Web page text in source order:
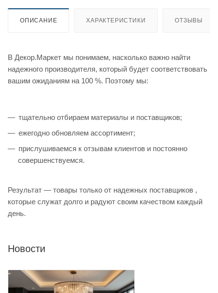
ОПИСАНИЕ ХАРАКТЕРИСТИКИ ОТЗЫВЫ
В Декор.Маркет мы понимаем, насколько важно найти
надежного производителя, который будет соответствовать
вашим ожиданиям на 100 %. Поэтому мы:
тщательно отбираем материалы и поставщиков;
ежегодно обновляем ассортимент;
прислушиваемся к отзывам клиентов и постоянно
совершенствуемся.
Результат — товары только от надежных поставщиков ,
которые служат долго и радуют своим качеством каждый
день.
Новости